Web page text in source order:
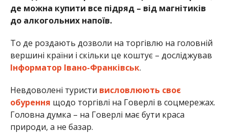
де можна купити все підряд – від магнітиків
до алкогольних напоїв.
То де роздають дозволи на торгівлю на головній
вершині країни і скільки це коштує – досліджував
Інформатор Івано-Франківськ.
Невдоволені туристи висловлюють своє
обурення щодо торгівлі на Говерлі в соцмережах.
Головна думка – на Говерлі має бути краса
природи, а не базар.